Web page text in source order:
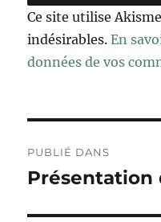
Ce site utilise
indésirables.En
données de vos
de
PUBLIÉ DANS
Présentation